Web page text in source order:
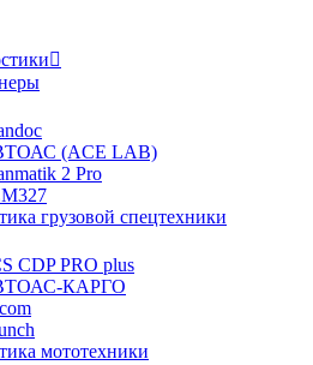

(ACE LAB)
2 Pro
грузовой спецтехники
CDP PRO plus
КАРГО
мототехники